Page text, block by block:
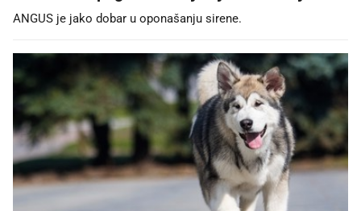
ANGUS je jako dobar u oponašanju sirene.